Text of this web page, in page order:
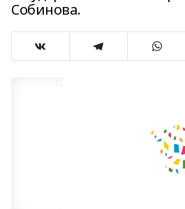
Собинова.